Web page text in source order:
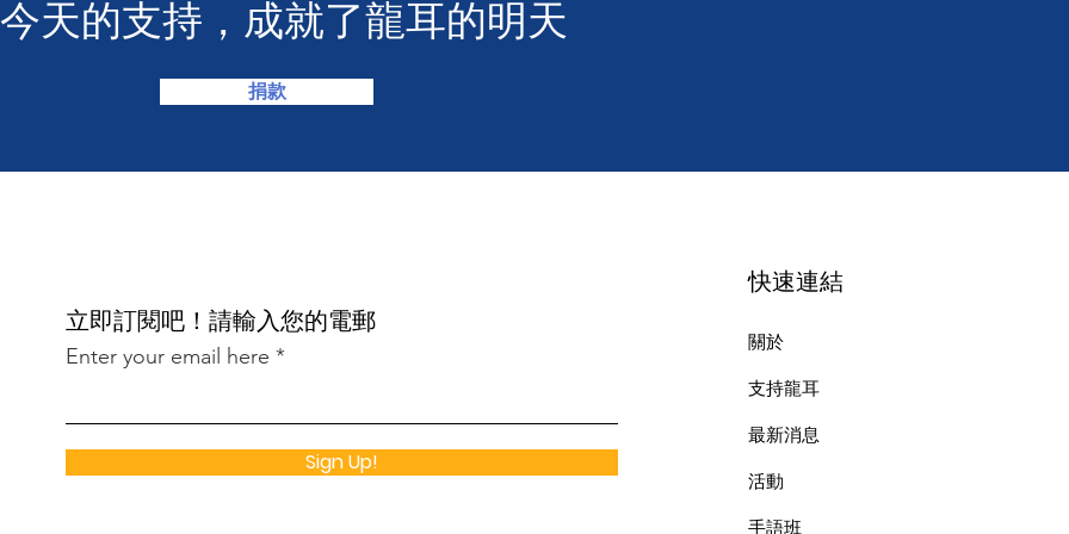
天的支持，成就了龍耳的明天
捐款
​立即訂閱吧！請輸入您的電郵
Enter your email here
Sign Up!
快速連結
關於
支持龍耳
最新消息
​活動
手語班